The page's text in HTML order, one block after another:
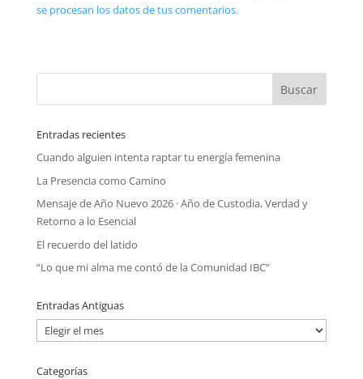
se procesan los datos de tus comentarios.
Entradas recientes
Cuando alguien intenta raptar tu energía femenina
La Presencia como Camino
Mensaje de Año Nuevo 2026 · Año de Custodia, Verdad y
Retorno a lo Esencial
El recuerdo del latido
“Lo que mi alma me contó de la Comunidad IBC”
Entradas Antiguas
Entradas
Antiguas
Categorías